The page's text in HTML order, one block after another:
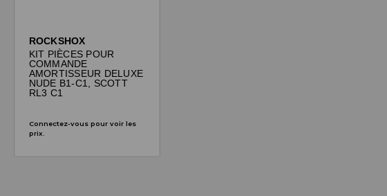
ROCKSHOX
KIT PIÈCES POUR
COMMANDE
AMORTISSEUR DELUXE
NUDE B1-C1, SCOTT
RL3 C1
Connectez-vous pour voir les
prix.